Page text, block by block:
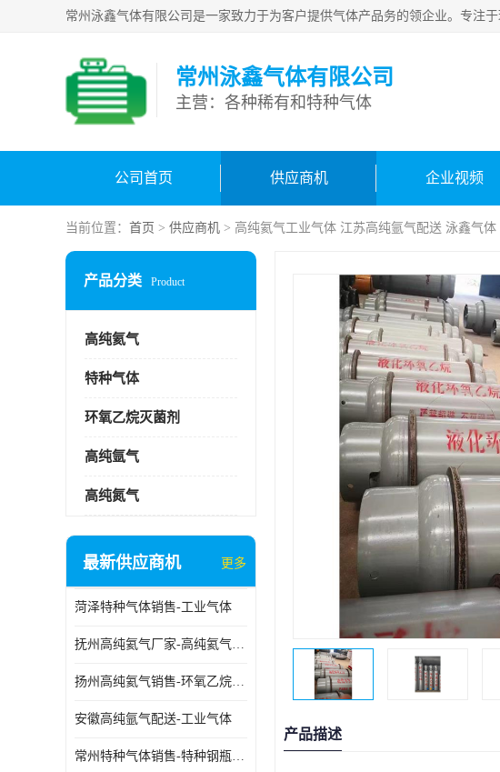
常州泳鑫气体有限公司
主营：各种稀有和特种气体
公司首页 供应商机 企业视频
当前位置： 首页 > 供应商机 > 高纯氦气工业气体 江苏高纯氩气配送 泳鑫气体
产品分类 Product
高纯氦气
特种气体
环氧乙烷灭菌剂
高纯氩气
高纯氮气
最新供应商机 更多
菏泽特种气体销售-工业气体
抚州高纯氦气厂家-高纯氦气标准气体
扬州高纯氦气销售-环氧乙烷灭菌剂
安徽高纯氩气配送-工业气体
常州特种气体销售-特种钢瓶年检配件销售
产品描述